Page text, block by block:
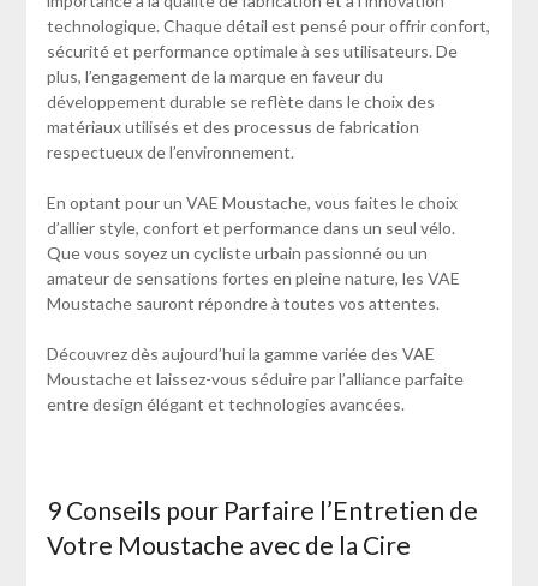
technologique. Chaque détail est pensé pour offrir confort,
sécurité et performance optimale à ses utilisateurs. De
plus, l’engagement de la marque en faveur du
développement durable se reflète dans le choix des
matériaux utilisés et des processus de fabrication
respectueux de l’environnement.
En optant pour un VAE Moustache, vous faites le choix
d’allier style, confort et performance dans un seul vélo.
Que vous soyez un cycliste urbain passionné ou un
amateur de sensations fortes en pleine nature, les VAE
Moustache sauront répondre à toutes vos attentes.
Découvrez dès aujourd’hui la gamme variée des VAE
Moustache et laissez-vous séduire par l’alliance parfaite
entre design élégant et technologies avancées.
9 Conseils pour Parfaire l’Entretien de
Votre Moustache avec de la Cire